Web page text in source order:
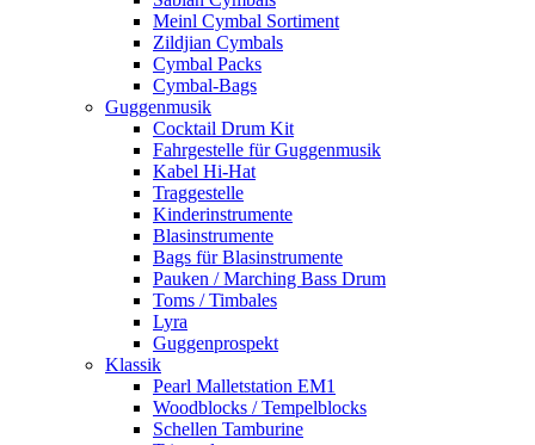
Meinl Cymbal Sortiment
Zildjian Cymbals
Cymbal Packs
Cymbal-Bags
Guggenmusik
Cocktail Drum Kit
Fahrgestelle für Guggenmusik
Kabel Hi-Hat
Traggestelle
Kinderinstrumente
Blasinstrumente
Bags für Blasinstrumente
Pauken / Marching Bass Drum
Toms / Timbales
Lyra
Guggenprospekt
Klassik
Pearl Malletstation EM1
Woodblocks / Tempelblocks
Schellen Tamburine